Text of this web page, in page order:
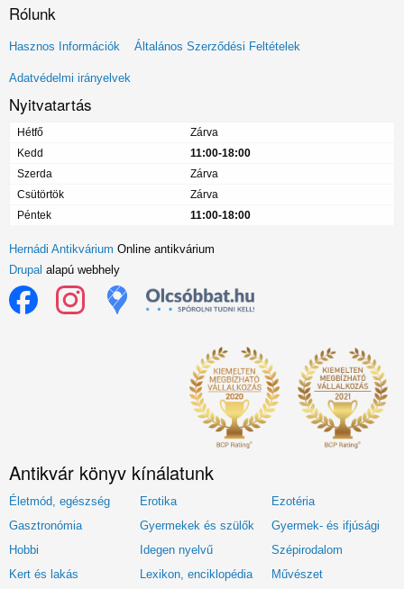
Rólunk
Lábléc
menü
Hasznos Információk Általános Szerződési Feltételek
Adatvédelmi irányelvek
Nyitvatartás
Hétfő
Zárva
Kedd
11:00-18:00
Szerda
Zárva
Csütörtök
Zárva
Péntek
11:00-18:00
Hernádi Antikvárium Online antikvárium
Drupal alapú webhely
Antikvár könyv kínálatunk
Életmód, egészség Erotika
Ezotéria
Gasztronómia
Gyermekek és szülők
Gyermek- és ifjúsági
Hobbi
Idegen nyelvű
Szépirodalom
Kert és lakás
Lexikon, enciklopédia Művészet